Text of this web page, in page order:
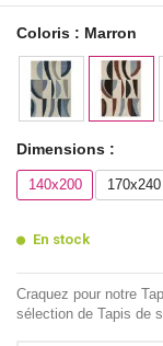
Coloris : Marron
Dimensions :
140x200 170x240
En stock
Craquez pour notre
sélection de Tapis de